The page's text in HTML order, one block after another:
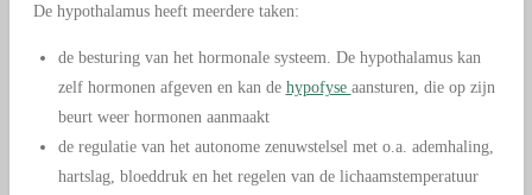
De hypothalamus heeft meerdere taken:
de besturing van het hormonale systeem. De hypothalamus kan
zelf hormonen afgeven en kan de hypofyse aansturen, die op zijn
beurt weer hormonen aanmaakt
de regulatie van het autonome zenuwstelsel met o.a. ademhaling,
hartslag, bloeddruk en het regelen van de lichaamstemperatuur